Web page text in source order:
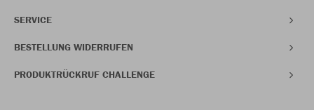
SERVICE
BESTELLUNG WIDERRUFEN
PRODUKTRÜCKRUF CHALLENGE